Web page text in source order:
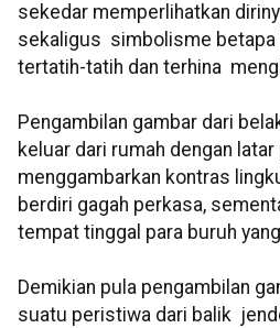
sekedar memperlihatkan
sekaligus simbolisme betapa
tertatih-tatih dan terhina
Pengambilan gambar dari
keluar dari rumah dengan
menggambarkan kontras
berdiri gagah perkasa,
tempat tinggal para buruh
Demikian pula pengambilan
suatu peristiwa dari balik